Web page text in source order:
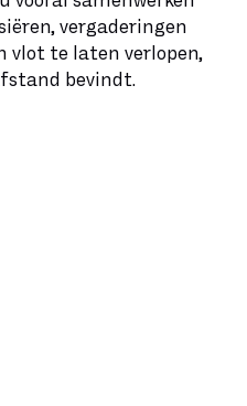
vergaderingen
vlot te laten verlopen,
bevindt.